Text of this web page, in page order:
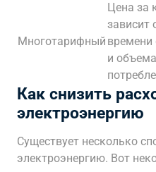
Многотарифный
Цена за
зависит
времени
и объема
Как снизить
электроэнергию
Существует несколько
электроэнергию. Вот